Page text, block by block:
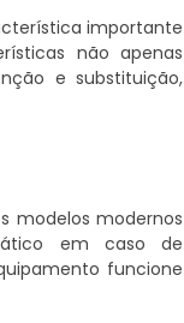
importante
não apenas
e substituição,
modelos modernos
em caso de
funcione